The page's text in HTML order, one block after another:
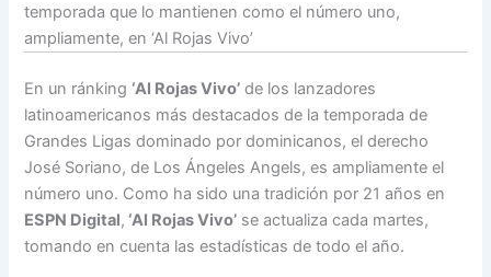
temporada que lo mantienen como el número uno,
ampliamente, en ‘Al Rojas Vivo’
En un ránking ‘Al Rojas Vivo’ de los lanzadores
latinoamericanos más destacados de la temporada de
Grandes Ligas dominado por dominicanos, el derecho
José Soriano, de Los Ángeles Angels, es ampliamente el
número uno. Como ha sido una tradición por 21 años en
ESPN Digital, ‘Al Rojas Vivo’ se actualiza cada martes,
tomando en cuenta las estadísticas de todo el año.